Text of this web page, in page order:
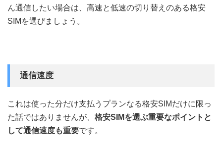
ん通信したい場合は、高速と低速の切り替えのある格安
SIMを選びましょう。
通信速度
これは使った分だけ支払うプランなる格安SIMだけに限っ
た話ではありませんが、 格安SIMを選ぶ重要なポイントと
して通信速度も重要です。